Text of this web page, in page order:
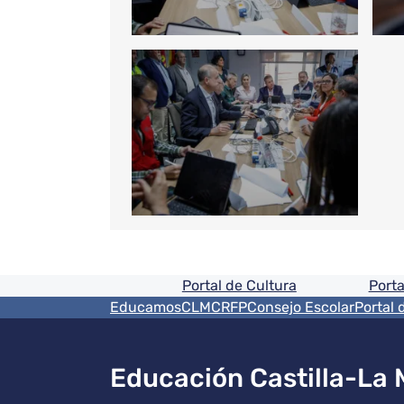
Pie de pagina
Portal de Cultura
Menú del pie
EducamosCLMCRFPConsejo EscolarPortal
Educación Castilla-La